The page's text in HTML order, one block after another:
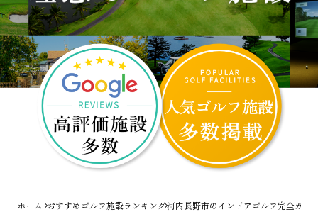
ホーム おすすめゴルフ施設ランキング河内長野市のインドアゴルフ完全ガイ